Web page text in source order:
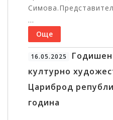
...
Още
16.05.2025
културно
Цариброд
година